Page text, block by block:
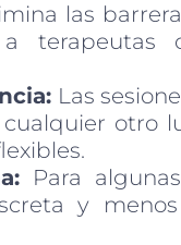
las
terapeutas
Las
otro
Para
y